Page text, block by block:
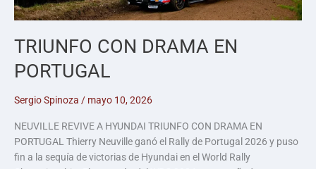
TRIUNFO CON DRAMA EN
PORTUGAL
Sergio Spinoza / mayo 10, 2026
NEUVILLE REVIVE A HYUNDAI TRIUNFO CON DRAMA EN
PORTUGAL Thierry Neuville ganó el Rally de Portugal 2026 y puso
fin a la sequía de victorias de Hyundai en el World Rally